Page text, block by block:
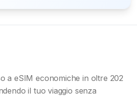
a eSIM economiche in oltre 202
il tuo viaggio senza